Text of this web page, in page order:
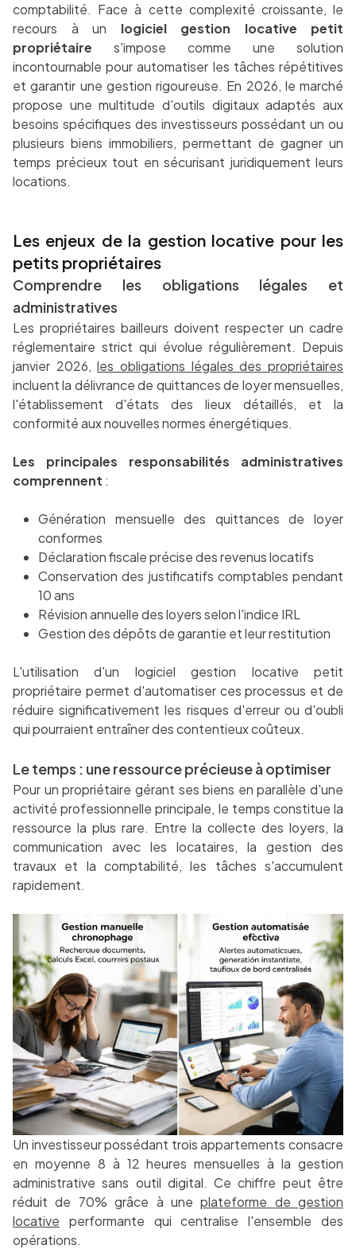
comptabilité. Face à cette complexité croissante, le
recours à un logiciel gestion locative petit
propriétaire s'impose comme une solution
incontournable pour automatiser les tâches répétitives
et garantir une gestion rigoureuse. En 2026, le marché
propose une multitude d'outils digitaux adaptés aux
besoins spécifiques des investisseurs possédant un ou
plusieurs biens immobiliers, permettant de gagner un
temps précieux tout en sécurisant juridiquement leurs
locations.
Les enjeux de la gestion locative pour les
petits propriétaires
Comprendre les obligations légales et
administratives
Les propriétaires bailleurs doivent respecter un cadre
réglementaire strict qui évolue régulièrement. Depuis
janvier 2026,les obligations légales des propriétaires
incluent la délivrance de quittances de loyer mensuelles,
l'établissement d'états des lieux détaillés, et la
conformité aux nouvelles normes énergétiques.
Les principales responsabilités administratives
comprennent :
Génération mensuelle des quittances de loyer
conformes
Déclaration fiscale précise des revenus locatifs
Conservation des justificatifs comptables pendant
10 ans
Révision annuelle des loyers selon l'indice IRL
Gestion des dépôts de garantie et leur restitution
L'utilisation d'un logiciel gestion locative petit
propriétaire permet d'automatiser ces processus et de
réduire significativement les risques d'erreur ou d'oubli
qui pourraient entraîner des contentieux coûteux.
Le temps : une ressource précieuse à optimiser
Pour un propriétaire gérant ses biens en parallèle d'une
activité professionnelle principale, le temps constitue la
ressource la plus rare. Entre la collecte des loyers, la
communication avec les locataires, la gestion des
travaux et la comptabilité, les tâches s'accumulent
rapidement.
Un investisseur possédant trois appartements consacre
en moyenne 8 à 12 heures mensuelles à la gestion
administrative sans outil digital. Ce chiffre peut être
réduit de 70% grâce à uneplateforme de gestion
locative performante qui centralise l'ensemble des
opérations.